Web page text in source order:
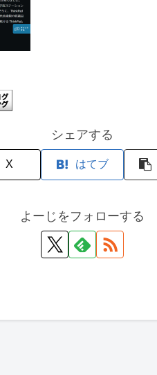
シェアする
X はてブ
よーじをフォローする